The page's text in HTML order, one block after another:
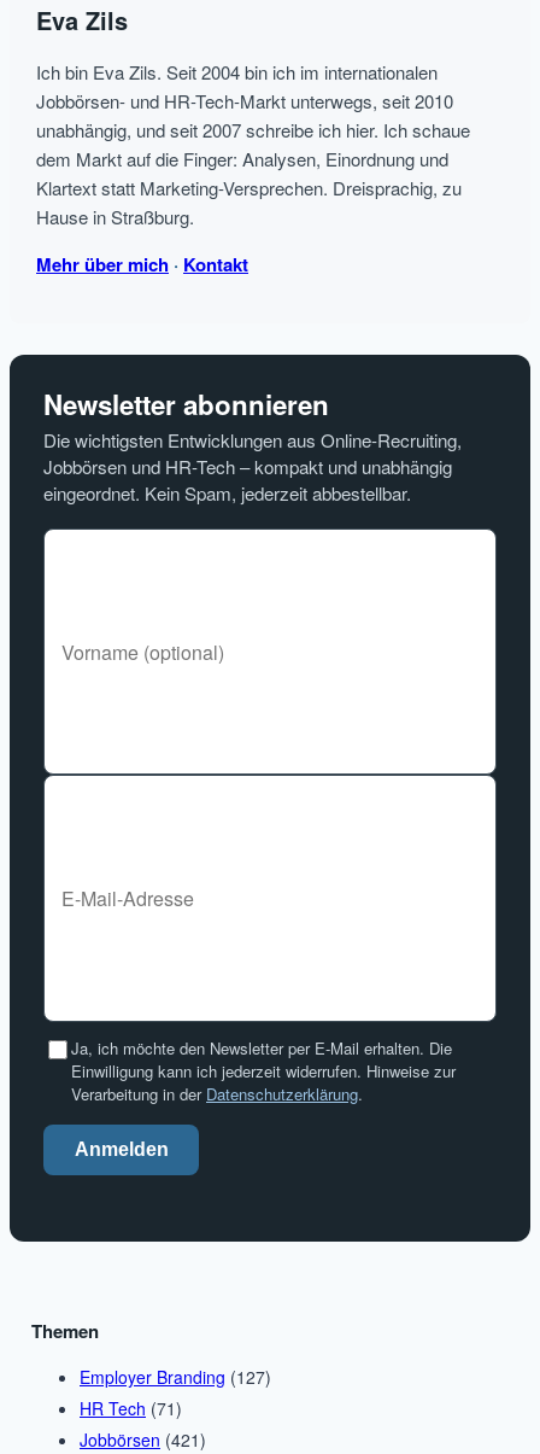
Eva Zils
Ich bin Eva Zils. Seit 2004 bin ich im internationalen
Jobbörsen- und HR-Tech-Markt unterwegs, seit 2010
unabhängig, und seit 2007 schreibe ich hier. Ich schaue
dem Markt auf die Finger: Analysen, Einordnung und
Klartext statt Marketing-Versprechen. Dreisprachig, zu
Hause in Straßburg.
Mehr über mich · Kontakt
Newsletter abonnieren
Die wichtigsten Entwicklungen aus Online-Recruiting,
Jobbörsen und HR-Tech – kompakt und unabhängig
eingeordnet. Kein Spam, jederzeit abbestellbar.
Ja, ich möchte den Newsletter per E-Mail erhalten. Die
Einwilligung kann ich jederzeit widerrufen. Hinweise zur
Verarbeitung in der Datenschutzerklärung.
Anmelden
Themen
Employer Branding (127)
HR Tech (71)
Jobbörsen (421)